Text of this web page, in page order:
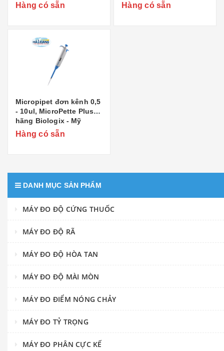
Hàng có sẵn Hàng có sẵn
Micropipet đơn kênh 0,5
- 10ul, MicroPette Plus
hãng Biologix - Mỹ
Hàng có sẵn
DANH MỤC SẢN PHẨM
MÁY ĐO ĐỘ CỨNG THUỐC
MÁY ĐO ĐỘ RÃ
MÁY ĐO ĐỘ HÒA TAN
MÁY ĐO ĐỘ MÀI MÒN
MÁY ĐO ĐIỂM NÓNG CHẢY
MÁY ĐO TỶ TRỌNG
MÁY ĐO PHÂN CỰC KẾ